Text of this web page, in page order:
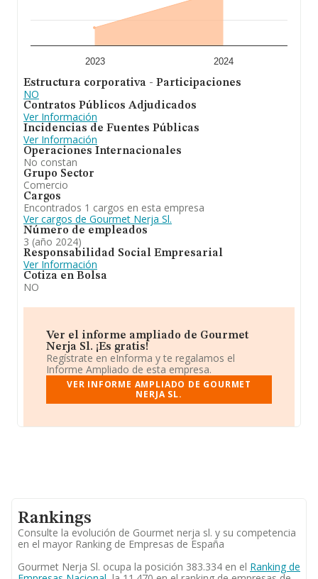
base de datos INFORMA constan 203 empresas, con
ventas en 2024 de hasta 39 millones de euros. Con el fin
de ampliar la información relativa a las compañías, la
antigüedad alcanza los 17 años desde la constitución.
comercio al por menor de productos alimenticios,
bebidas y tabaco en puestos de venta y en mercadillos
(cnae 4781); el comercio al por menor de productos
cosméticos e higiénicos en establecimientos
especializados (cnae 4775); otro comercio al por menor
en establecimientos no especializados (cnae. En cuanto
al ranking nacional, la empresa ha ganado posiciones.
2023 2024
Estructura corporativa - Participaciones
NO
Contratos Públicos Adjudicados
Ver Información
Incidencias de Fuentes Públicas
Ver Información
Operaciones Internacionales
No constan
Grupo Sector
Comercio
Cargos
Encontrados 1 cargos en esta empresa
Ver cargos de Gourmet Nerja Sl.
Número de empleados
3 (año 2024)
Responsabilidad Social Empresarial
Ver Información
Cotiza en Bolsa
NO
Ver el informe ampliado de Gourmet
Nerja Sl. ¡Es gratis!
Regístrate en eInforma y te regalamos el
Informe Ampliado de esta empresa.
VER INFORME AMPLIADO DE GOURMET
NERJA SL.
Rankings
Consulte la evolución de Gourmet nerja sl. y su competencia
en el mayor Ranking de Empresas de España
Gourmet Nerja Sl. ocupa la posición 383.334 en el Ranking de